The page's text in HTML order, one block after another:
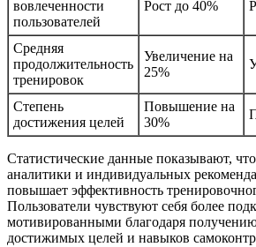
вовлеченности
пользователей
Рост до 40%
Средняя
продолжительность
тренировок
Увеличение на
25%
Степень
достижения целей
Повышение на
30%
Статистические данные показывают,
аналитики и индивидуальных
повышает эффективность
Пользователи чувствуют себя более
мотивированными благодаря
достижимых целей и навыков